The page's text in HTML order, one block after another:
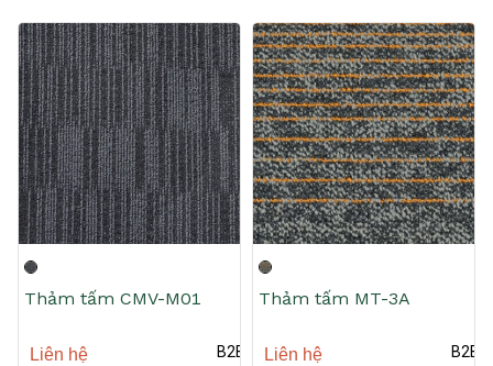
Thảm tấm CMV-M01
Liên hệ B2B
Thảm tấm MT-3A
Liên hệ B2B